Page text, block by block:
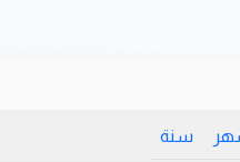
سنة